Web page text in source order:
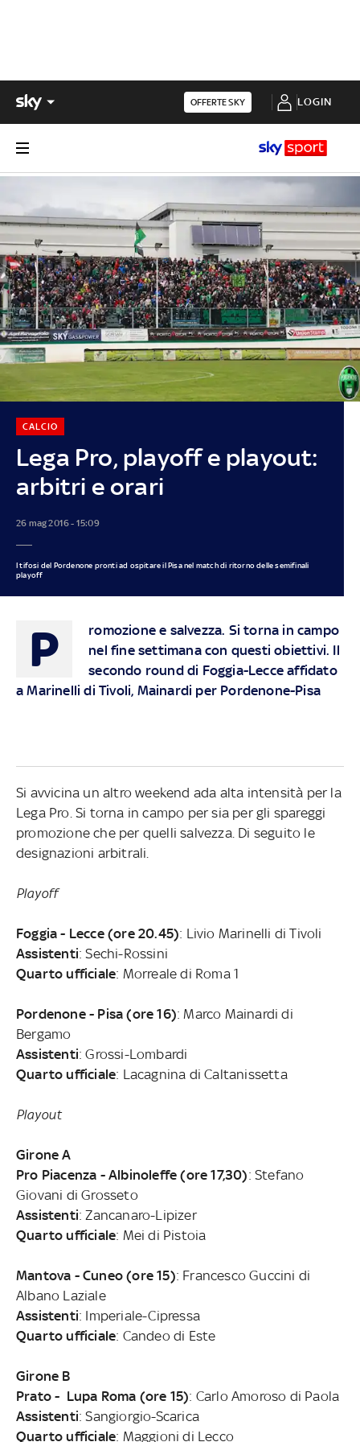
OFFERTE SKY LOGIN
Lega Pro, playoff e playout:
arbitri e orari
CALCIO
26 mag 2016 - 15:09
I tifosi del Pordenone pronti ad ospitare il Pisa nel match di ritorno delle semifinali
playoff
P
romozione e salvezza. Si torna in campo
nel fine settimana con questi obiettivi. Il
secondo round di Foggia-Lecce affidato
a Marinelli di Tivoli, Mainardi per Pordenone-Pisa
Si avvicina un altro weekend ada alta intensità per la
Lega Pro. Si torna in campo per sia per gli spareggi
promozione che per quelli salvezza. Di seguito le
designazioni arbitrali.
Playoff
Foggia - Lecce (ore 20.45): Livio Marinelli di Tivoli
Assistenti: Sechi-Rossini
Quarto ufficiale: Morreale di Roma 1
Pordenone - Pisa (ore 16): Marco Mainardi di
Bergamo
Assistenti: Grossi-Lombardi
Quarto ufficiale: Lacagnina di Caltanissetta
Playout
Girone A
Pro Piacenza - Albinoleffe (ore 17,30): Stefano
Giovani di Grosseto
Assistenti: Zancanaro-Lipizer
Quarto ufficiale: Mei di Pistoia
Mantova - Cuneo (ore 15): Francesco Guccini di
Albano Laziale
Assistenti: Imperiale-Cipressa
Quarto ufficiale: Candeo di Este
Girone B
Prato - Lupa Roma (ore 15): Carlo Amoroso di Paola
Assistenti: Sangiorgio-Scarica
Quarto ufficiale: Maggioni di Lecco